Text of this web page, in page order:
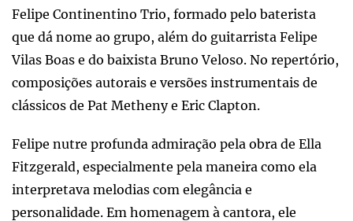
Felipe Continentino Trio, formado pelo baterista
que dá nome ao grupo, além do guitarrista Felipe
Vilas Boas e do baixista Bruno Veloso. No repertório,
composições autorais e versões instrumentais de
clássicos de Pat Metheny e Eric Clapton.
Felipe nutre profunda admiração pela obra de Ella
Fitzgerald, especialmente pela maneira como ela
interpretava melodias com elegância e
personalidade. Em homenagem à cantora, ele